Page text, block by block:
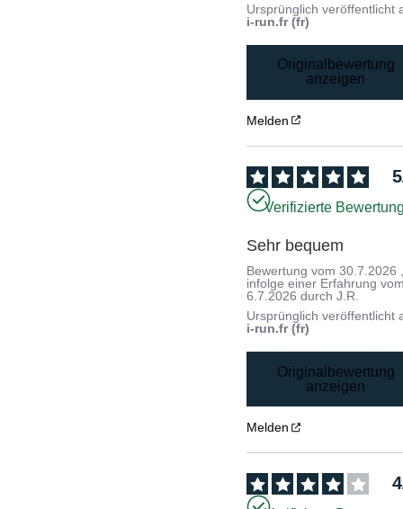
Ursprünglich veröffentlicht
i-run.fr (fr)
Originalbewertung
anzeigen
Melden
5
Verifizierte
Sehr bequem
Bewertung vom30.7.2026
infolge einer Erfahrung
6.7.2026 durchJ.R.
Ursprünglich veröffentlicht
i-run.fr (fr)
Originalbewertung
anzeigen
Melden
4